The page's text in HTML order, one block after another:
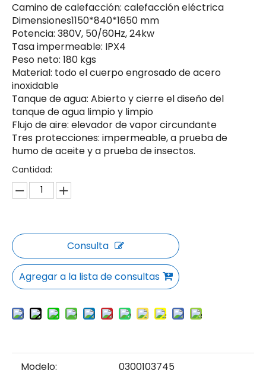
Camino de calefacción: calefacción eléctrica
Dimensiones1150*840*1650 mm
Potencia: 380V, 50/60Hz, 24kw
Tasa impermeable: IPX4
Peso neto: 180 kgs
Material: todo el cuerpo engrosado de acero
inoxidable
Tanque de agua: Abierto y cierre el diseño del
tanque de agua limpio y limpio
Flujo de aire: elevador de vapor circundante
Tres protecciones: impermeable, a prueba de
humo de aceite y a prueba de insectos.
Cantidad:
Consulta
Agregar a la lista de consultas
Modelo:
0300103745